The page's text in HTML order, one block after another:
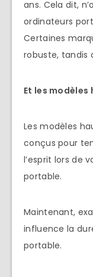
ans. Cela dit,
ordinateurs
Certaines
robuste, tandis
Et les modèles
Les modèles
conçus pour
l’esprit lors de
portable.
Maintenant,
influence la
portable.